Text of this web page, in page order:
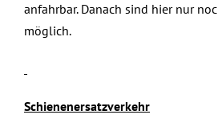
anfahrbar. Danach sind hier nur
möglich.
Schienenersatzverkehr